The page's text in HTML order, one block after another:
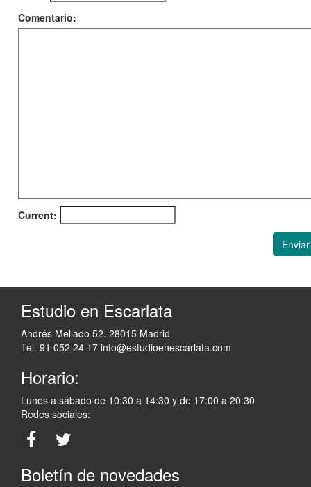
Comentario:
Current:
Enviar
Estudio en Escarlata
Andrés Mellado 52. 28015 Madrid
Tel. 91 052 24 17 info@estudioenescarlata.com
Horario:
Lunes a sábado de 10:30 a 14:30 y de 17:00 a 20:30
Redes sociales:
Boletín de novedades